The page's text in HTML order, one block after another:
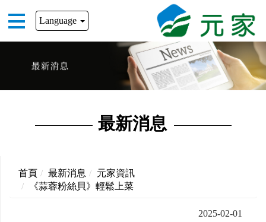
Language
最新消息
首頁 最新消息
元家資訊
《蒜蓉粉絲貝》輕鬆上菜
2025-02-01